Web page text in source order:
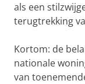
als een
terugtrekking
Kortom: de
nationale
van